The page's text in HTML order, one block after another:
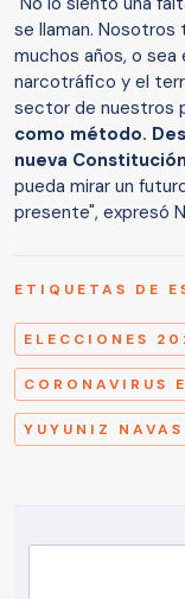
se llaman.
muchos años, o
narcotráfico y el
sector de nuestros
como método.
nueva
pueda mirar un
presente", expresó
ETIQUETAS DE
ELECCIONES
CORONAVIRUS
YUYUNIZ NAVAS